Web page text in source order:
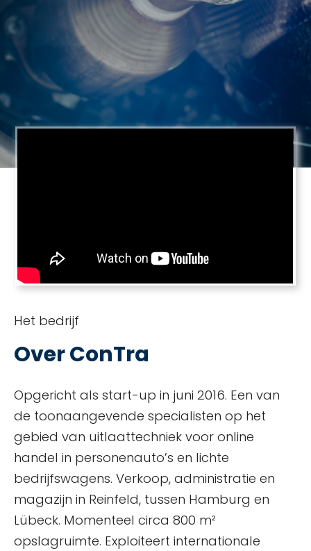
Het bedrijf
Over ConTra
Opgericht als start-up in juni 2016. Een van
de toonaangevende specialisten op het
gebied van uitlaattechniek voor online
handel in personenauto’s en lichte
bedrijfswagens. Verkoop, administratie en
magazijn in Reinfeld, tussen Hamburg en
Lübeck. Momenteel circa 800 m²
opslagruimte. Exploiteert internationale